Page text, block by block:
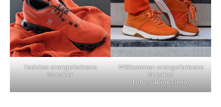
Tschüss orangefarbene
Sneaker
Willkommen orangefarbene
Sneaker
Foto: Sabine Gimm